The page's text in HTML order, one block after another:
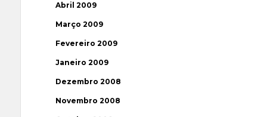
Abril 2009
Março 2009
Fevereiro 2009
Janeiro 2009
Dezembro 2008
Novembro 2008